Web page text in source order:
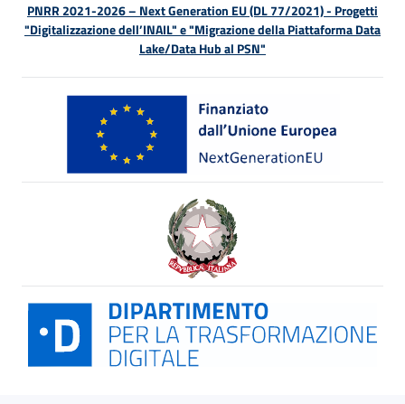
PNRR 2021-2026 – Next Generation EU (DL 77/2021) - Progetti
"Digitalizzazione dell’INAIL" e "Migrazione della Piattaforma Data
Lake/Data Hub al PSN"